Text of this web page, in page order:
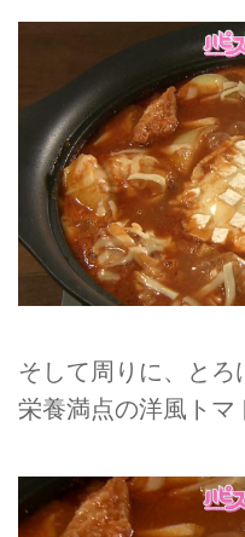
そして周りに、とろ
栄養満点の洋風トマ